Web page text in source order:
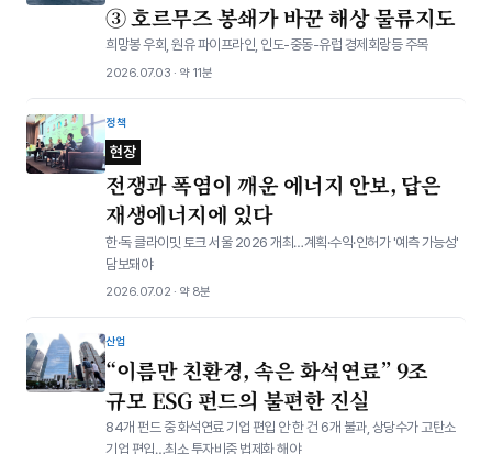
③ 호르무즈 봉쇄가 바꾼 해상 물류지도
희망봉 우회, 원유 파이프라인, 인도-중동-유럽 경제회랑등 주목
2026.07.03 · 약 11분
정책
현장
전쟁과 폭염이 깨운 에너지 안보, 답은
재생에너지에 있다
한·독 클라이밋 토크 서울 2026 개최…계획·수익·인허가 '예측 가능성'
담보돼야
2026.07.02 · 약 8분
산업
“이름만 친환경, 속은 화석연료” 9조
규모 ESG 펀드의 불편한 진실
84개 펀드 중 화석연료 기업 편입 안 한 건 6개 불과, 상당수가 고탄소
기업 편입…최소 투자비중 법제화 해야